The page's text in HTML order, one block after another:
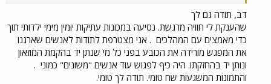
דב, תודה גם לך
שהענקת לי חוויה מרגשת. נסיעה במכונות עתיקות יומין מימי ילדותי תוך
כדי מאמצים עם המהלכים . אני מצטרפת לתודות לאנשים שארגנו
את המפגש מורידה את הכובע בפני כל מי שנתן יד בהקמת המוזאון
ונותן יד בהחזקתו. היה כיף לפגוש עוד אנשים "משונים" כמוני .
והתמונות המשגעות שח טומי. תודה לך טומי.